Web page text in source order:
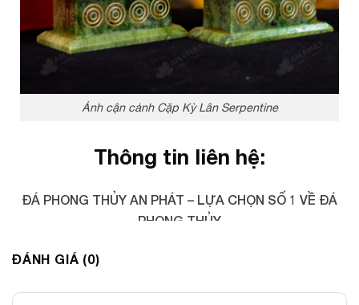
Ảnh cận cảnh Cặp Kỳ Lân Serpentine
Thông tin liên hệ:
ĐÁ PHONG THỦY AN PHÁT – LỰA CHỌN SỐ 1 VỀ ĐÁ
PHONG THỦY
ĐÁNH GIÁ (0)